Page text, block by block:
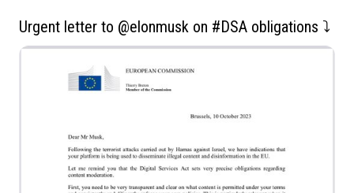
Urgent letter to @elonmusk on #DSA obligations ⤵️